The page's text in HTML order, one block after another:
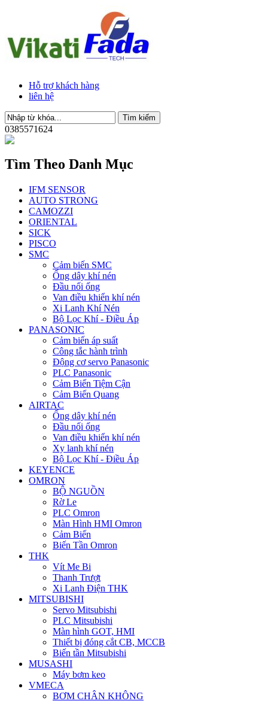
Hỗ trợ khách hàng
liên hệ
0385571624
Tìm Theo Danh Mục
IFM SENSOR
AUTO STRONG
CAMOZZI
ORIENTAL
SICK
PISCO
SMC
Cảm biến SMC
Ống dây khí nén
Đầu nối ống
Van điều khiển khí nén
Xi Lanh Khí Nén
Bộ Lọc Khí - Điều Áp
PANASONIC
Cảm biến áp suất
Công tắc hành trình
Động cơ servo Panasonic
PLC Panasonic
Cảm Biến Tiệm Cận
Cảm Biến Quang
AIRTAC
Ống dây khí nén
Đầu nối ống
Van điều khiển khí nén
Xy lanh khí nén
Bộ Lọc Khí - Điều Áp
KEYENCE
OMRON
BỘ NGUỒN
Rờ Le
PLC Omron
Màn Hình HMI Omron
Cảm Biến
Biến Tần Omron
THK
Vít Me Bi
Thanh Trượt
Xi Lanh Điện THK
MITSUBISHI
Servo Mitsubishi
PLC Mitsubishi
Màn hình GOT, HMI
Thiết bị đóng cắt CB, MCCB
Biến tần Mitsubishi
MUSASHI
Máy bơm keo
VMECA
BƠM CHÂN KHÔNG